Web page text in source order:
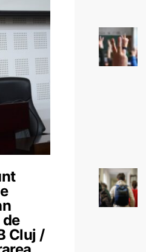
Cluj /